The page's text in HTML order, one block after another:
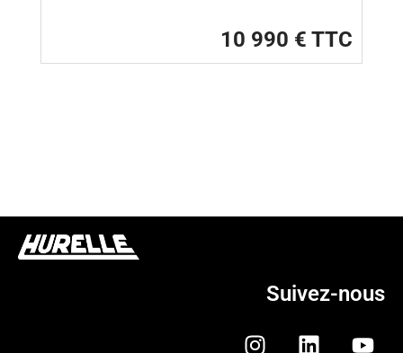
10 990 € TTC
Suivez-nous